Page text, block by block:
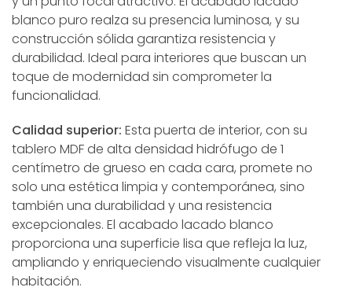
blanco puro realza su presencia luminosa, y su
construcción sólida garantiza resistencia y
durabilidad. Ideal para interiores que buscan un
toque de modernidad sin comprometer la
funcionalidad.
Calidad superior: Esta puerta de interior, con su
tablero MDF de alta densidad hidrófugo de 1
centímetro de grueso en cada cara, promete no
solo una estética limpia y contemporánea, sino
también una durabilidad y una resistencia
excepcionales. El acabado lacado blanco
proporciona una superficie lisa que refleja la luz,
ampliando y enriqueciendo visualmente cualquier
habitación.